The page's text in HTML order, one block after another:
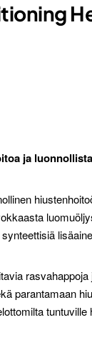
ja
parantamaan
tuntuville